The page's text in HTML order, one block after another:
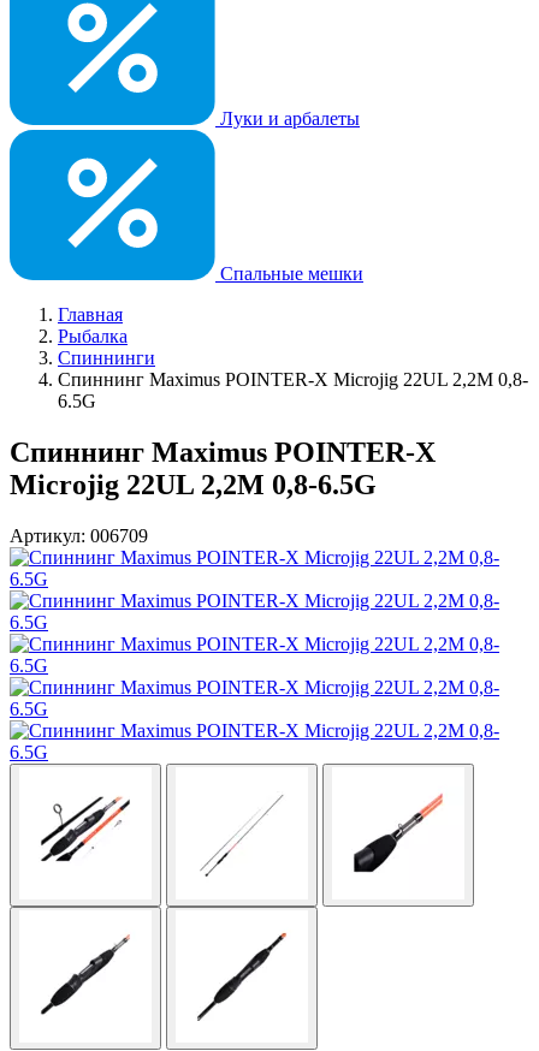
Луки и арбалеты
Спальные мешки
Главная
Рыбалка
Спиннинги
Спиннинг Maximus POINTER-X Microjig 22UL 2,2M 0,8-
6.5G
Спиннинг Maximus POINTER-X
Microjig 22UL 2,2M 0,8-6.5G
Артикул: 006709